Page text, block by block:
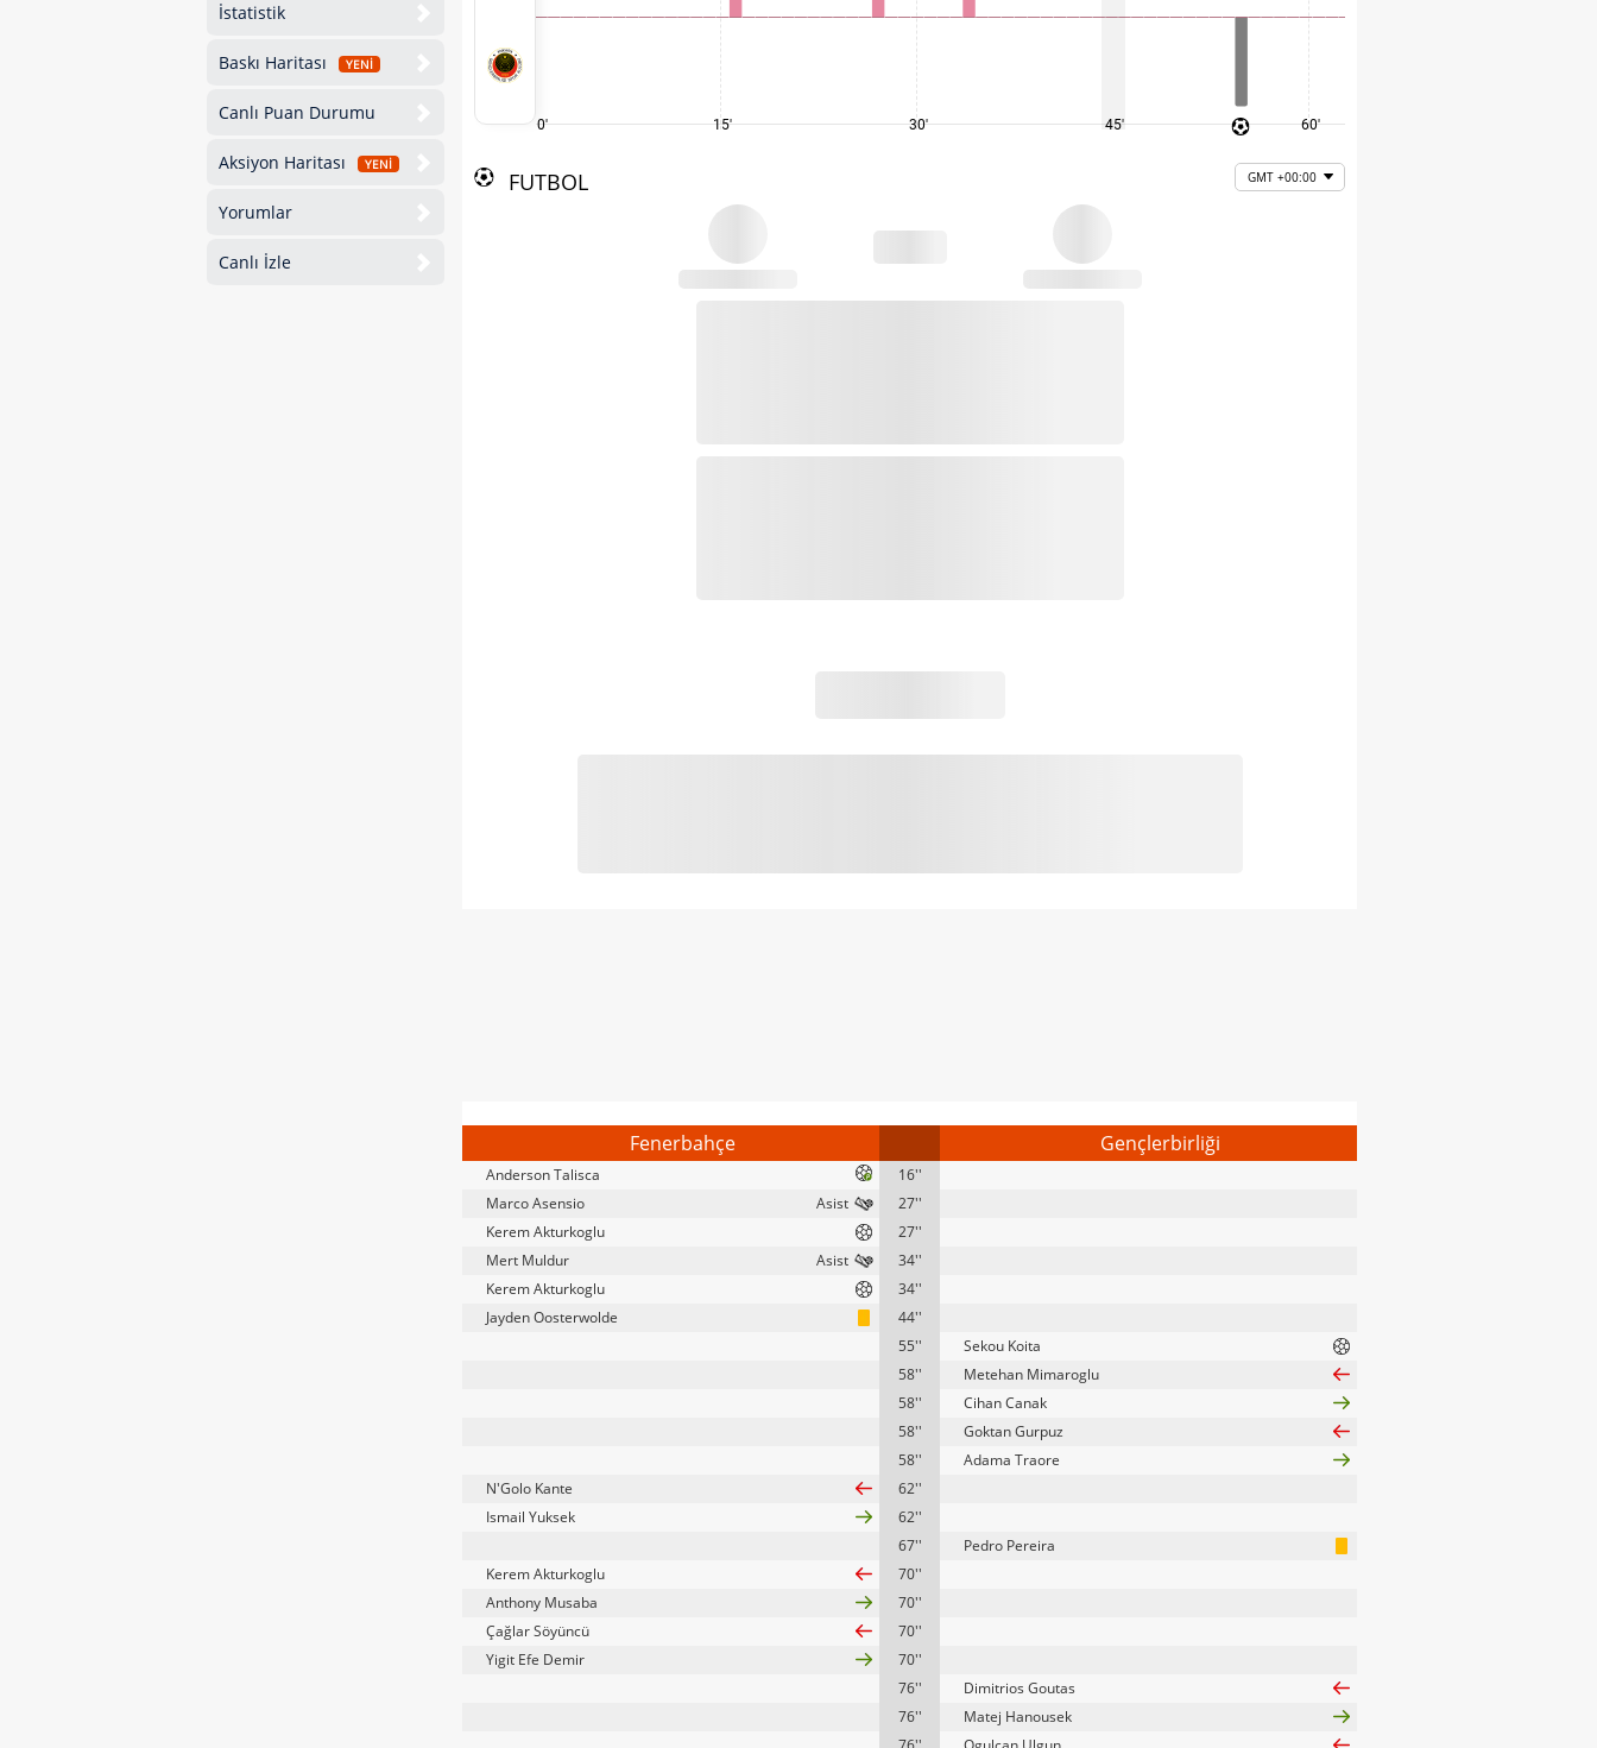
İstatistik
Baskı Haritası YENİ
Canlı Puan Durumu
Aksiyon Haritası YENİ
Yorumlar
Canlı İzle
0' 15' 30' 45' 60'
FUTBOL GMT +00:00
Fenerbahçe Gençlerbirliği
Anderson Talisca
16''
Marco Asensio
27''
Kerem Akturkoglu
27''
Mert Muldur
34''
Kerem Akturkoglu
34''
Jayden Oosterwolde
44''
55''
Sekou Koita
58''
Metehan Mimaroglu
58''
Cihan Canak
58''
Goktan Gurpuz
58''
Adama Traore
N'Golo Kante
62''
Ismail Yuksek
62''
67''
Pedro Pereira
Kerem Akturkoglu
70''
Anthony Musaba
70''
Çağlar Söyüncü
70''
Yigit Efe Demir
70''
76''
Dimitrios Goutas
76''
Matej Hanousek